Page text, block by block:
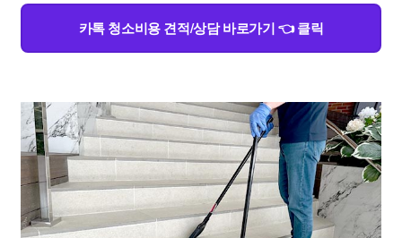
카톡 청소비용 견적/상담 바로가기 👈 클릭